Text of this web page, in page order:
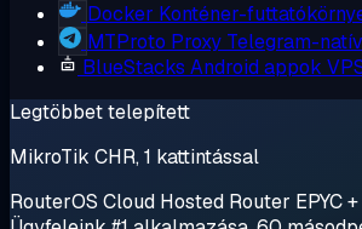
Docker Konténer-
MTProto Proxy Telegram-
BlueStacks Android appok
Legtöbbet telepített
MikroTik CHR, 1 kattintással
RouterOS Cloud Hosted Router EPYC